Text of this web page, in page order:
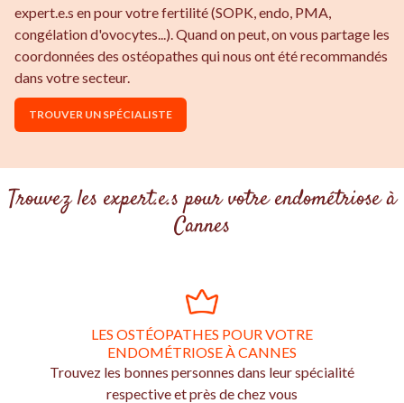
expert.e.s en pour votre fertilité (SOPK, endo, PMA,
congélation d'ovocytes...). Quand on peut, on vous partage les
coordonnées des ostéopathes qui nous ont été recommandés
dans votre secteur.
TROUVER UN SPÉCIALISTE
Trouvez les expert.e.s pour votre endométriose à
Cannes
LES OSTÉOPATHES POUR VOTRE
ENDOMÉTRIOSE À CANNES
Trouvez les bonnes personnes dans leur spécialité
respective et près de chez vous